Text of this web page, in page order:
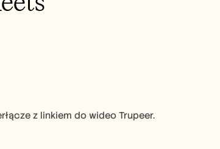
z linkiem do wideo Trupeer.